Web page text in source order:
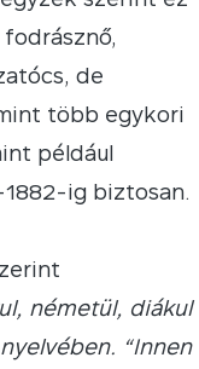
de
több egykori
például
ig biztosan.
németül, diákul
“Innen